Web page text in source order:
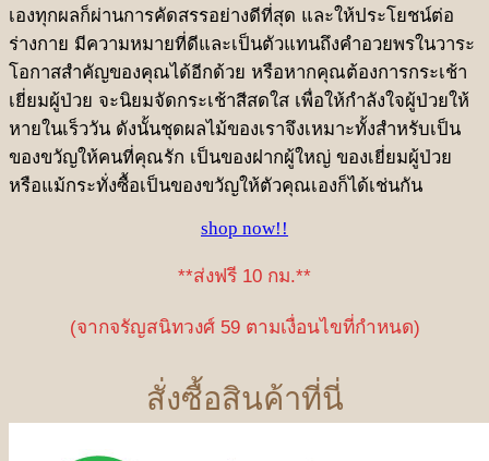
เองทุกผลก็ผ่านการคัดสรรอย่างดีที่สุด และให้ประโยชน์ต่อ
ร่างกาย มีความหมายที่ดีและเป็นตัวแทนถึงคำอวยพรในวาระ
โอกาสสำคัญของคุณได้อีกด้วย หรือหากคุณต้องการกระเช้า
เยี่ยมผู้ป่วย จะนิยมจัดกระเช้าสีสดใส เพื่อให้กำลังใจผู้ป่วยให้
หายในเร็ววัน ดังนั้นชุดผลไม้ของเราจึงเหมาะทั้งสำหรับเป็น
ของขวัญให้คนที่คุณรัก เป็นของฝากผู้ใหญ่ ของเยี่ยมผู้ป่วย
หรือแม้กระทั่งซื้อเป็นของขวัญให้ตัวคุณเองก็ได้เช่นกัน
shop now!!
**ส่งฟรี 10 กม.**
(จากจรัญสนิทวงศ์ 59 ตามเงื่อนไขที่กำหนด)
สั่งซื้อสินค้าที่นี่